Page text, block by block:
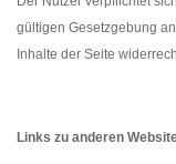
gültigen Gesetzgebung
Inhalte der Seite
Links zu anderen